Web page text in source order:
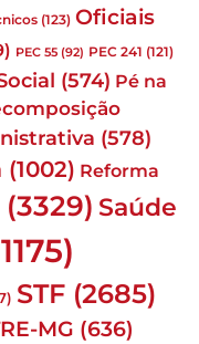
(123) Oficiais
PEC 55 (92) PEC 241 (121)
(574) Pé na
(578)
(1002) Reforma
(3329) Saúde
STF (2685)
MG (636)